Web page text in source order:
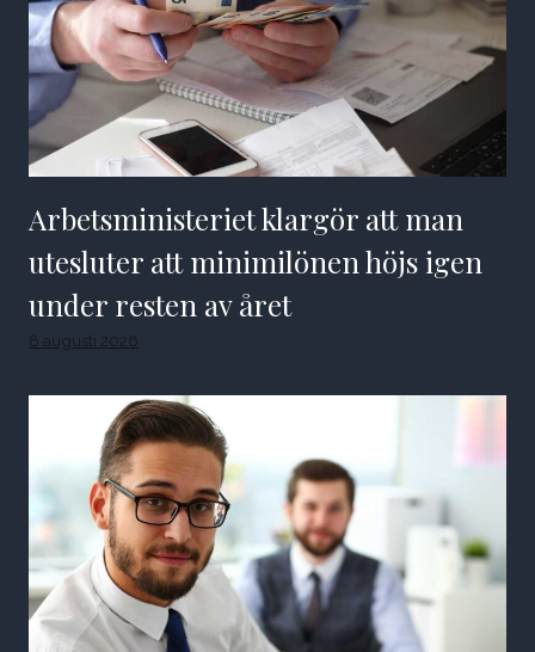
Arbetsministeriet klargör att man
utesluter att minimilönen höjs igen
under resten av året
8 augusti 2026